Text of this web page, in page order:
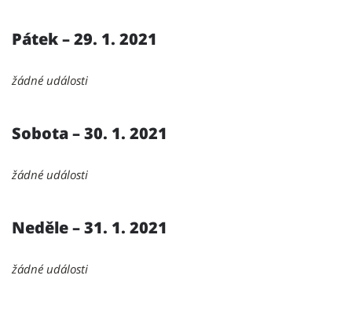
Pátek – 29. 1. 2021
žádné události
Sobota – 30. 1. 2021
žádné události
Neděle – 31. 1. 2021
žádné události